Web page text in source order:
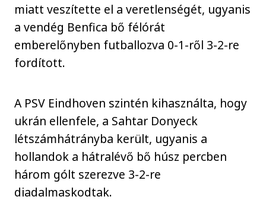
miatt veszítette el a veretlenségét, ugyanis
a vendég Benfica bő félórát
emberelőnyben futballozva 0-1-ről 3-2-re
fordított.
A PSV Eindhoven szintén kihasználta, hogy
ukrán ellenfele, a Sahtar Donyeck
létszámhátrányba került, ugyanis a
hollandok a hátralévő bő húsz percben
három gólt szerezve 3-2-re
diadalmaskodtak.